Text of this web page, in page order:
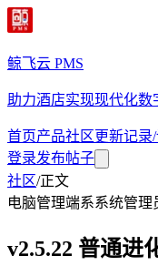
鲸飞云 PMS
助力酒店实现现代化数
首页产品社区更新记录
登录发布帖子
社区/正文
电脑管理端系系统管理
v2.5.22 普通进